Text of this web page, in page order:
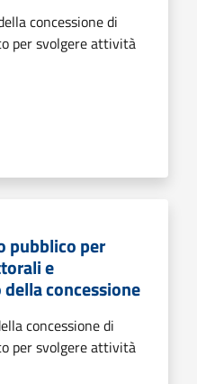
concessione di
per svolgere attività
pubblico per
e
concessione
concessione di
per svolgere attività